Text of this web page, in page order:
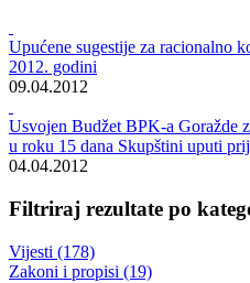
Upućene sugestije za racionalno
2012. godini
09.04.2012
Usvojen Budžet BPK-a Goražde
u roku 15 dana Skupštini uputi
04.04.2012
Filtriraj rezultate po
Vijesti (178)
Zakoni i propisi (19)